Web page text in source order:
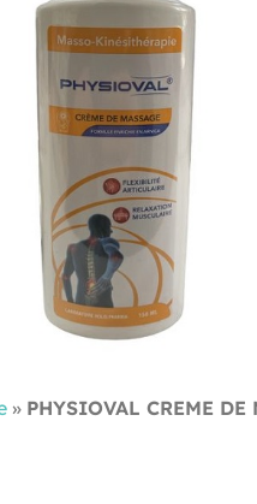
agrandir
» PHYSIOVAL CREME DE